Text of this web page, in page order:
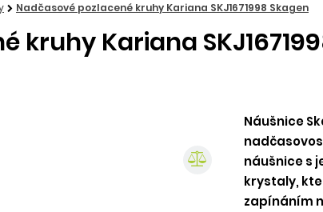
Nadčasové pozlacené kruhy Kariana SKJ1671998 Skagen
kruhy Kariana
Náušnice
náušnice s
krystaly,
zapínáním